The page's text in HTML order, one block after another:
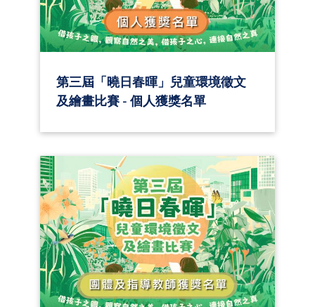
第三屆「曉日春暉」兒童環境徵文
及繪畫比賽 - 個人獲獎名單